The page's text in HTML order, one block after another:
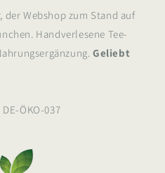
Webshop zum Stand auf
Handverlesene Tee-
Geliebt
DE-ÖKO-037